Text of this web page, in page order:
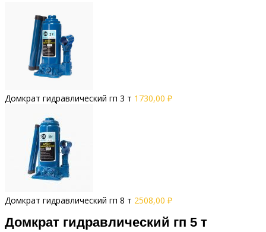
Домкрат гидравлический гп 3 т 1730,00 ₽
Домкрат гидравлический гп 8 т 2508,00 ₽
Домкрат гидравлический гп 5 т